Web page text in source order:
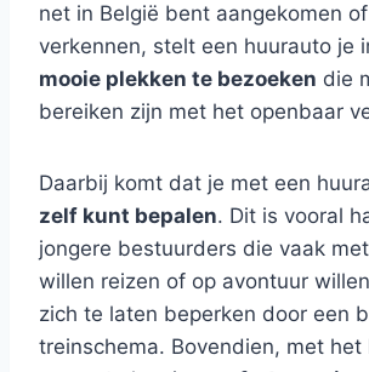
net in België bent aangekomen
verkennen, stelt een huurauto je
mooie plekken te bezoeken die
bereiken zijn met het openbaar
Daarbij komt dat je met een
zelf kunt bepalen. Dit is vooral
jongere bestuurders die vaak
willen reizen of op avontuur
zich te laten beperken door een
treinschema. Bovendien, met het